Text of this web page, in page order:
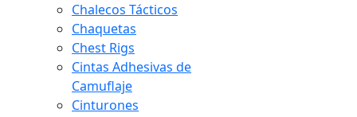
Chalecos Tácticos
Chaquetas
Chest Rigs
Cintas Adhesivas de
Camuflaje
Cinturones